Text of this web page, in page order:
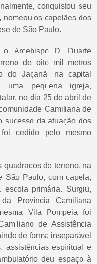
conquistou seu
nomeou os capelães dos
de São Paulo.
Arcebispo D. Duarte
de oito mil metros
do Jaçanã, na capital
uma pequena igreja,
no dia 25 de abril de
Camiliana de
sucesso da atuação dos
cedido pelo mesmo
quadrados de terreno, na
São Paulo, com capela,
escola primária. Surgiu,
Província Camiliana
Vila Pompeia foi
de Assistência
de forma inseparável
assistências espiritual e
deu espaço à